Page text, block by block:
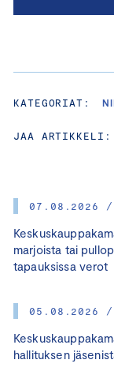
07.08.2026 /
marjoista tai
tapauksissa verot
05.08.2026 /
hallituksen
KATEGORIAT:
JAA ARTIKKELI: